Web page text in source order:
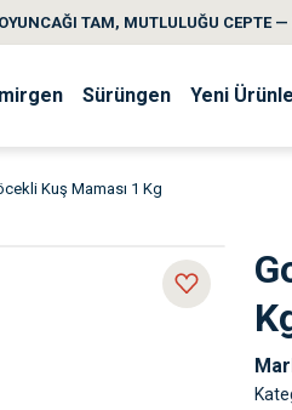
TAM, MUTLULUĞU CEPTE
Sürüngen Yeni
Kuş Maması 1 Kg